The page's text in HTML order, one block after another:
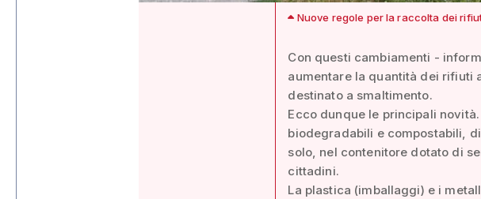
Nuove regole per la raccolta dei
Con questi cambiamenti -
aumentare la quantità dei
destinato a smaltimento.
Ecco dunque le principali
biodegradabili e compostabili,
solo, nel contenitore dotato di
cittadini.
La plastica (imballaggi) e i